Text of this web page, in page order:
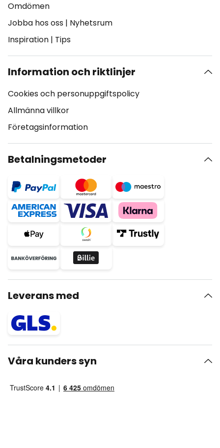
Omdömen
Jobba hos oss | Nyhetsrum
Inspiration | Tips
Information och riktlinjer
Cookies och personuppgiftspolicy
Allmänna villkor
Företagsinformation
Betalningsmetoder
Leverans med
Våra kunders syn